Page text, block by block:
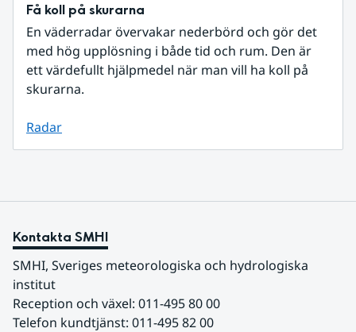
Få koll på skurarna
En väderradar övervakar nederbörd och gör det
med hög upplösning i både tid och rum. Den är
ett värdefullt hjälpmedel när man vill ha koll på
skurarna.
Radar
Kontakta SMHI
SMHI, Sveriges meteorologiska och hydrologiska
institut
Reception och växel: 011-495 80 00
Telefon kundtjänst: 011-495 82 00